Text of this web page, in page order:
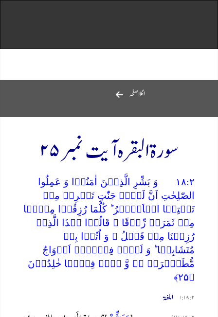
اگلاصفحہ
سورۃ البقرہ آیت نمبر ۲۵
۱۸:۲ وَ بَشِّرِ الَّذِیۡنَ اٰمَنُوۡا وَ عَمِلُوا
الصّٰلِحٰتِ اَنَّ لَہُمۡ جَنّٰتٍ تَجۡرِیۡ مِنۡ
تَحۡتِہَا الۡاَنۡہٰرُ ؕ کُلَّمَا رُزِقُوۡا مِنۡہَا
مِنۡ ثَمَرَۃٍ رِّزۡقًا ۙ قَالُوۡا ہٰذَا الَّذِیۡ
رُزِقۡنَا مِنۡ قَبۡلُ ۙ وَ اُتُوۡا بِہٖ
مُتَشَابِہًا ؕ وَ لَہُمۡ فِیۡہَاۤ اَزۡوَاجٌ
مُّطَہَّرَۃٌ ٭ۙ وَّ ہُمۡ فِیۡہَا خٰلِدُوۡنَ
﴿۲۵﴾
۱:۱۸:۲ اللغۃ